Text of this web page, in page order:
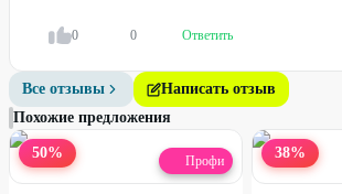
0 0 Ответить
Все отзывы
Написать отзыв
Похожие предложения
50% Профи 38%